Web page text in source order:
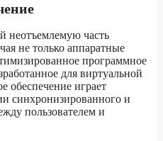
неотъемлемую часть
не только аппаратные
программное
для виртуальной
обеспечение играет
синхронизированного и
пользователем и